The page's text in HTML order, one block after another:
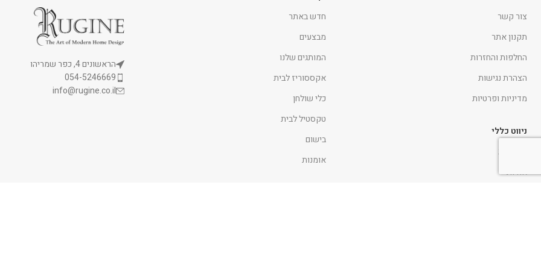
צור קשר
תקנון אתר
החלפות והחזרות
הצהרת נגישות
מדיניות ופרטיות
ניווט כללי
דף הבית
אודות
חדש באתר
מבצעים
המותגים שלנו
אקססוריז לבית
כלי שולחן
טקסטיל לבית
בישום
אומנות
הראשונים 4, כפר שמריהו
054-5246669
info@rugine.co.il